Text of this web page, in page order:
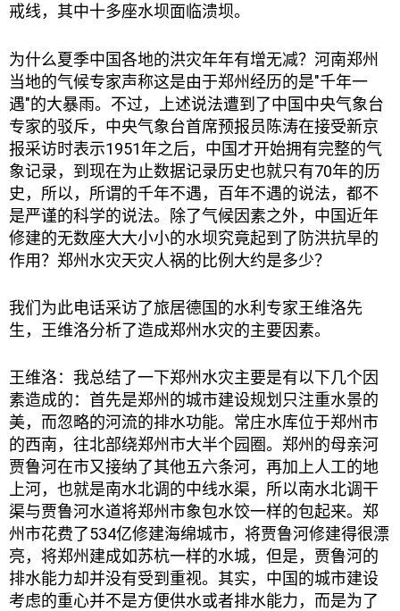
戒线，其中十多座水坝面临溃坝。
为什么夏季中国各地的洪灾年年有增无减？河南郑州
当地的气候专家声称这是由于郑州经历的是"千年一
遇"的大暴雨。不过，上述说法遭到了中国中央气象台
专家的驳斥，中央气象台首席预报员陈涛在接受新京
报采访时表示1951年之后，中国才开始拥有完整的气
象记录，到现在为止数据记录历史也就只有70年的历
史，所以，所谓的千年不遇，百年不遇的说法，都不
是严谨的科学的说法。除了气候因素之外，中国近年
修建的无数座大大小小的水坝究竟起到了防洪抗旱的
作用？郑州水灾天灾人祸的比例大约是多少？
我们为此电话采访了旅居德国的水利专家王维洛先
生，王维洛分析了造成郑州水灾的主要因素。
王维洛：我总结了一下郑州水灾主要是有以下几个因
素造成的：首先是郑州的城市建设规划只注重水景的
美，而忽略的河流的排水功能。常庄水库位于郑州市
的西南，往北部绕郑州市大半个园圈。郑州的母亲河
贾鲁河在市又接纳了其他五六条河，再加上人工的地
上河，也就是南水北调的中线水渠，所以南水北调干
渠与贾鲁河水道将郑州市象包水饺一样的包起来。郑
州市花费了534亿修建海绵城市，将贾鲁河修建得很漂
亮，将郑州建成如苏杭一样的水城，但是，贾鲁河的
排水能力却并没有受到重视。其实，中国的城市建设
考虑的重心并不是方便供水或者排水能力，而是为了